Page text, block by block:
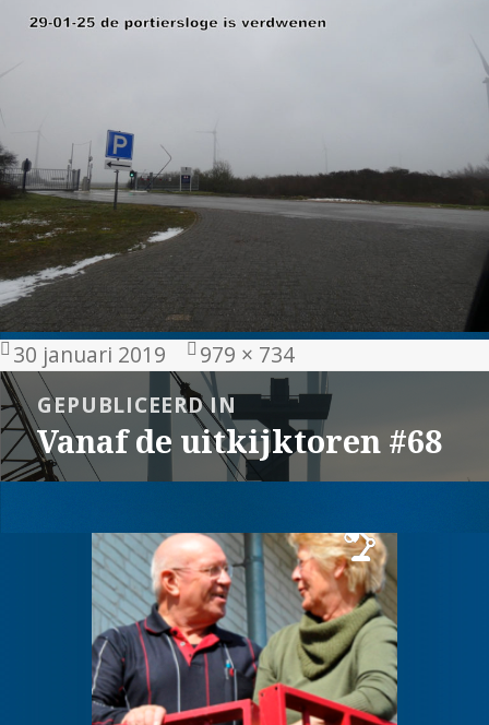
Geplaatst
op
30 januari 2019
Volledige
grootte
979 × 734
Bericht
navigatieGEPUBLICEERD IN
Vanaf de uitkijktoren #68